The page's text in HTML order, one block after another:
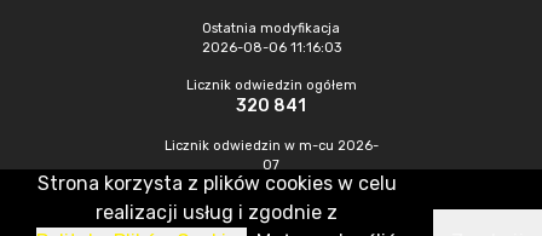
Ostatnia modyfikacja
2026-08-06 11:16:03
Licznik odwiedzin ogółem
320 841
Licznik odwiedzin w m-cu 2026-
07
900
Strona korzysta z plików cookies w celu
realizacji usług i zgodnie z